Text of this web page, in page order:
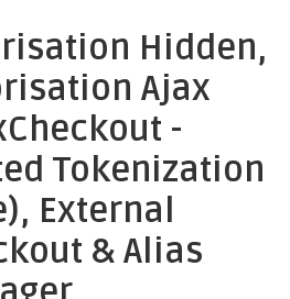
Hidden,
Ajax
-
Tokenization
External
& Alias